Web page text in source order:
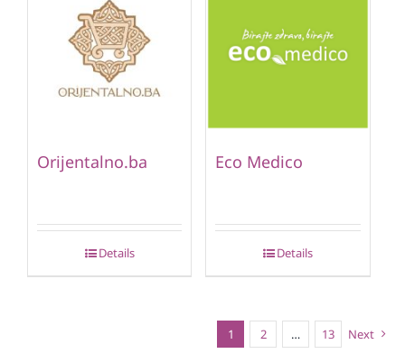
Orijentalno.ba
Details
Eco Medico
Details
1 2 … 13 Next